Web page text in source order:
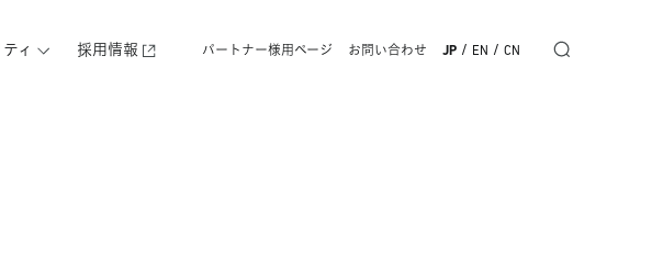
ィ 採用情報 パートナー様用ページ お問い合わせ JP / EN / CN